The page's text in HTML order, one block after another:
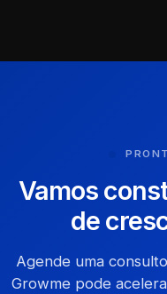
Vamos
de
Agende uma
Growme pode